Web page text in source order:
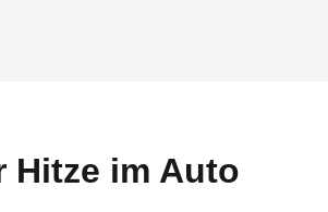
Hitze im Auto